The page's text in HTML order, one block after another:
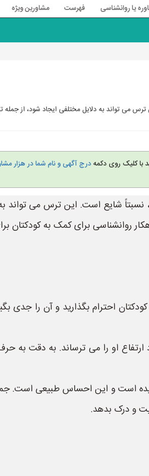
یا روانشناسی فهرست مشاورین ویژه
می تواند به دلایل مختلفی ایجاد شود، از جمله
با کلیک روی دکمهدرج آگهی و نام شما در هزار
شایع است. این ترس می تواند
روانشناسی برای کمک به کودکتان
احترام بگذارید و آن را جدی
ارتفاع او را می ترساند. به دقت
است و این احساس طبیعی است.
و درک بدهد.